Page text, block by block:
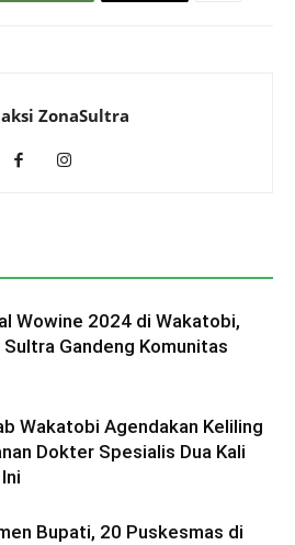
ZonaSultra
Wowine 2024 di Wakatobi,
Sultra Gandeng Komunitas
Wakatobi Agendakan Keliling
Dokter Spesialis Dua Kali
Bupati, 20 Puskesmas di